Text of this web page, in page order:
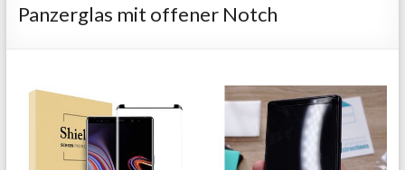
&
Panzerglas mit offener Notch